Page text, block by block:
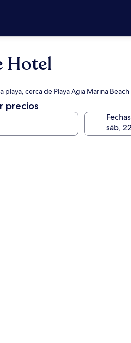
Hotel
playa, cerca de Playa Agia Marina Beach
precios
Fechas